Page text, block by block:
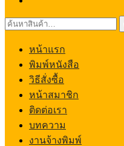
ค้นหา:
หน้าแรก
พิมพ์หนังสือ
วิธีสั่งซื้อ
หน้าสมาชิก
ติดต่อเรา
บทความ
งานจ้างพิมพ์